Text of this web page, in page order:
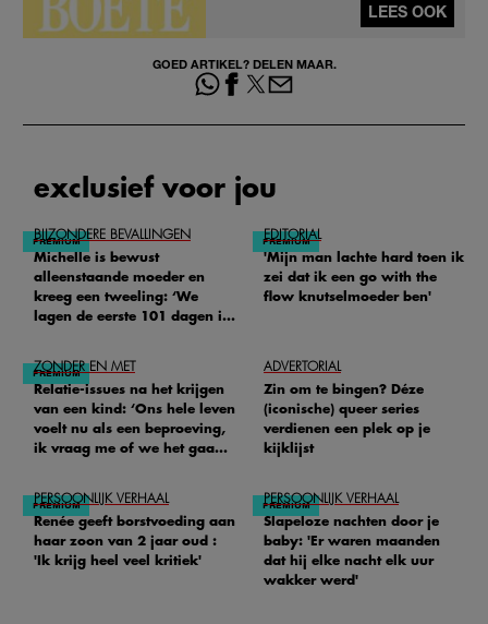
LEES OOK
GOED ARTIKEL? DELEN MAAR.
exclusief voor jou
BIJZONDERE BEVALLINGEN
Michelle is bewust
alleenstaande moeder en
kreeg een tweeling: ‘We
lagen de eerste 101 dagen in
EDITORIAL
'Mijn man lachte hard toen ik
zei dat ik een go with the
flow knutselmoeder ben'
ZONDER EN MET
Relatie-issues na het krijgen
van een kind: ‘Ons hele leven
voelt nu als een beproeving,
ik vraag me of we het gaan
ADVERTORIAL
Zin om te bingen? Déze
(iconische) queer series
verdienen een plek op je
kijklijst
PERSOONLIJK VERHAAL
Renée geeft borstvoeding aan
haar zoon van 2 jaar oud :
'Ik krijg heel veel kritiek'
PERSOONLIJK VERHAAL
Slapeloze nachten door je
baby: 'Er waren maanden
dat hij elke nacht elk uur
wakker werd'